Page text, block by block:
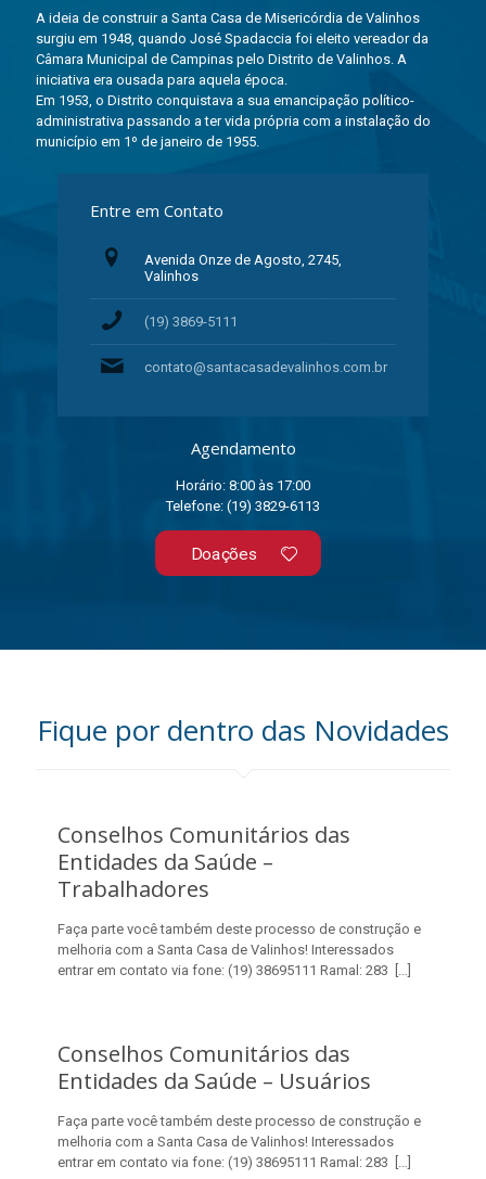
A ideia de construir a Santa Casa de Misericórdia de Valinhos
surgiu em 1948, quando José Spadaccia foi eleito vereador da
Câmara Municipal de Campinas pelo Distrito de Valinhos. A
iniciativa era ousada para aquela época.
Em 1953, o Distrito conquistava a sua emancipação político-
administrativa passando a ter vida própria com a instalação do
município em 1º de janeiro de 1955.
Entre em Contato
Avenida Onze de Agosto, 2745,
Valinhos
(19) 3869-5111
contato@santacasadevalinhos.com.br
Agendamento
Horário: 8:00 às 17:00
Telefone: (19) 3829-6113
Doações
Fique por dentro das Novidades
Conselhos Comunitários das
Entidades da Saúde –
Trabalhadores
Faça parte você também deste processo de construção e
melhoria com a Santa Casa de Valinhos! Interessados
entrar em contato via fone: (19) 38695111 Ramal: 283 […]
Conselhos Comunitários das
Entidades da Saúde – Usuários
Faça parte você também deste processo de construção e
melhoria com a Santa Casa de Valinhos! Interessados
entrar em contato via fone: (19) 38695111 Ramal: 283 […]